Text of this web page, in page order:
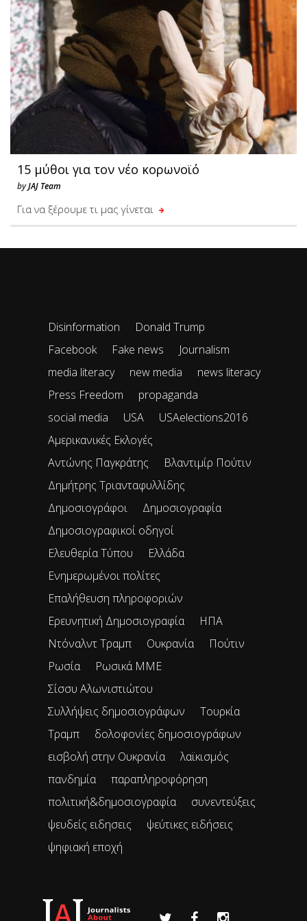
15 μύθοι για τον νέο κορωνοϊό
byJAJ Team
Για να ξέρουμε τι μας γίνεται
Disinformation
Donald Trump
Facebook
Fake news
Journalism
media literacy
new media
news literacy
Press Freedom
propaganda
social media
USA
USAelections2016
Αμερικανικές Εκλογές
Αντώνης Παγκράτης
Βλαντιμίρ Πούτιν
Δημήτρης Τριανταφυλλίδης
Δημοσιογράφοι
Δημοσιογραφία
Δημοσιογραφικοί οδηγοί
Ελευθερία Τύπου
Ελλάδα
Ενημερωμένοι πολίτες
Επαλήθευση πληροφοριών
Ερευνητική Δημοσιογραφία
ΗΠΑ
Ντόναλντ Τραμπ
Ουκρανία
Πούτιν
Ρωσία
Ρωσικά ΜΜΕ
Σίσσυ Αλωνιστιώτου
Συλλήψεις δημοσιογράφων
Τουρκία
Τραμπ
δολοφονίες δημοσιογράφων
εισβολή στην Ουκρανία
λαϊκισμός
πανδημία
παραπληροφόρηση
πολιτική&δημοσιογραφία
συνεντεύξεις
ψευδείς ειδησεις
ψεύτικες ειδήσεις
ψηφιακή εποχή